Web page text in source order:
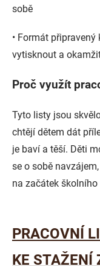
sobě
• Formát připravený
vytisknout a
Proč využít
Tyto listy jsou
chtějí dětem dát
je baví a těší. Děti
se o sobě
na začátek školního
PRACOVNÍ
KE STAŽENÍ